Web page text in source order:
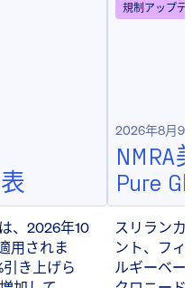
、2026年10
用されま
き上げら
規制アップデ
2026年8月9
NMRA
Pure
スリラン
ント、フ
ルギーベ